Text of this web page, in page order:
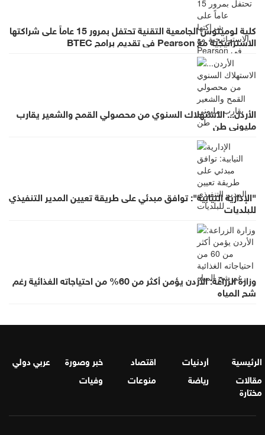
كلية لومينوس الجامعية التقنية تحتفل بمرور 15 عاماً على شراكتها
الاستراتيجية مع Pearson في تقديم برامج BTEC
الأردن... الاستهلاك السنوي من محصولي القمح والشعير يقارب
مليوني طن
"الإدارية النيابية": توافق مبدئي على طريقة تعيين المدير التنفيذي
للبلديات
وزارة الزراعة: الأردن يؤمن أكثر من 60% من احتياجاته الغذائية رغم
شح المياه
الرئيسية أردنيات اقتصاد خبر وصورة
عربي دولي
مقالات
مختارة
رياضة منوعات وفيات